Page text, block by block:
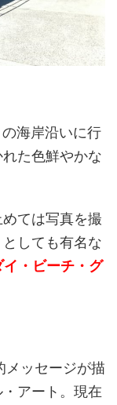
海岸沿いに行
た色鮮やかな
ては写真を撮
しても有名な
・ビーチ・グ
メッセージが描
アート。現在